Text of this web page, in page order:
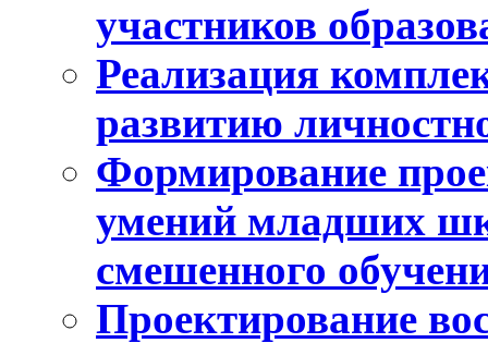
участников
Реализация
развитию
Формирование
умений младших
смешенного
Проектирование